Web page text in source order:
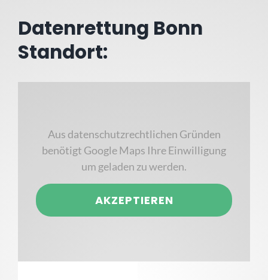
Datenrettung Bonn
Standort:
Aus datenschutzrechtlichen Gründen
benötigt Google Maps Ihre Einwilligung
um geladen zu werden.
AKZEPTIEREN